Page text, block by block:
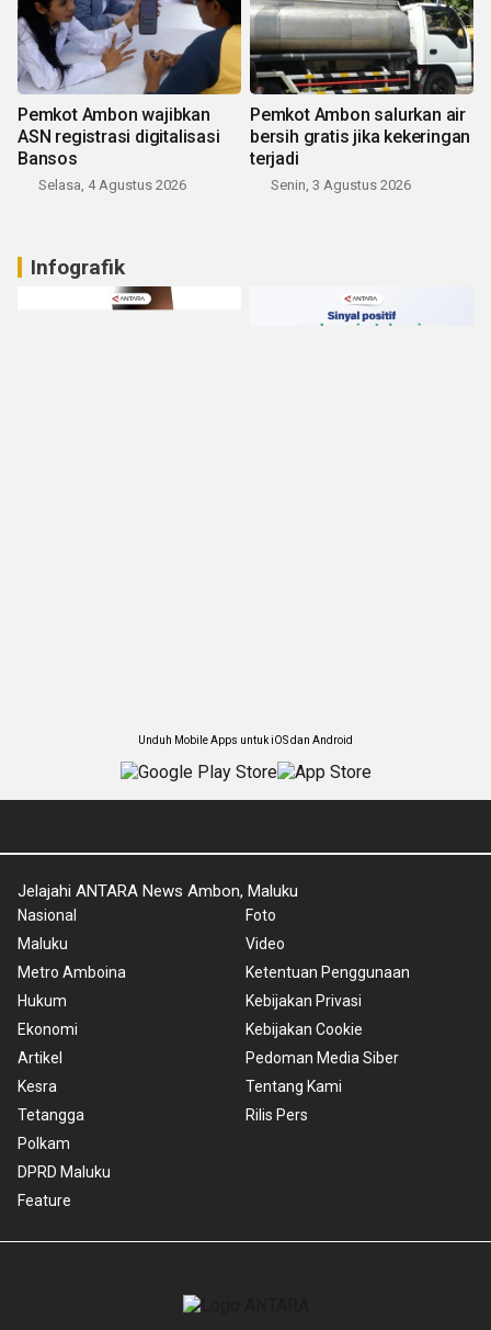
Pemkot Ambon wajibkan
ASN registrasi digitalisasi
Bansos
Selasa, 4 Agustus 2026
Pemkot Ambon salurkan air
bersih gratis jika kekeringan
terjadi
Senin, 3 Agustus 2026
Infografik
Unduh Mobile Apps untuk iOS dan Android
Jelajahi ANTARA News Ambon, Maluku
Nasional
Maluku
Metro Amboina
Hukum
Ekonomi
Artikel
Kesra
Tetangga
Polkam
DPRD Maluku
Feature
Foto
Video
Ketentuan Penggunaan
Kebijakan Privasi
Kebijakan Cookie
Pedoman Media Siber
Tentang Kami
Rilis Pers